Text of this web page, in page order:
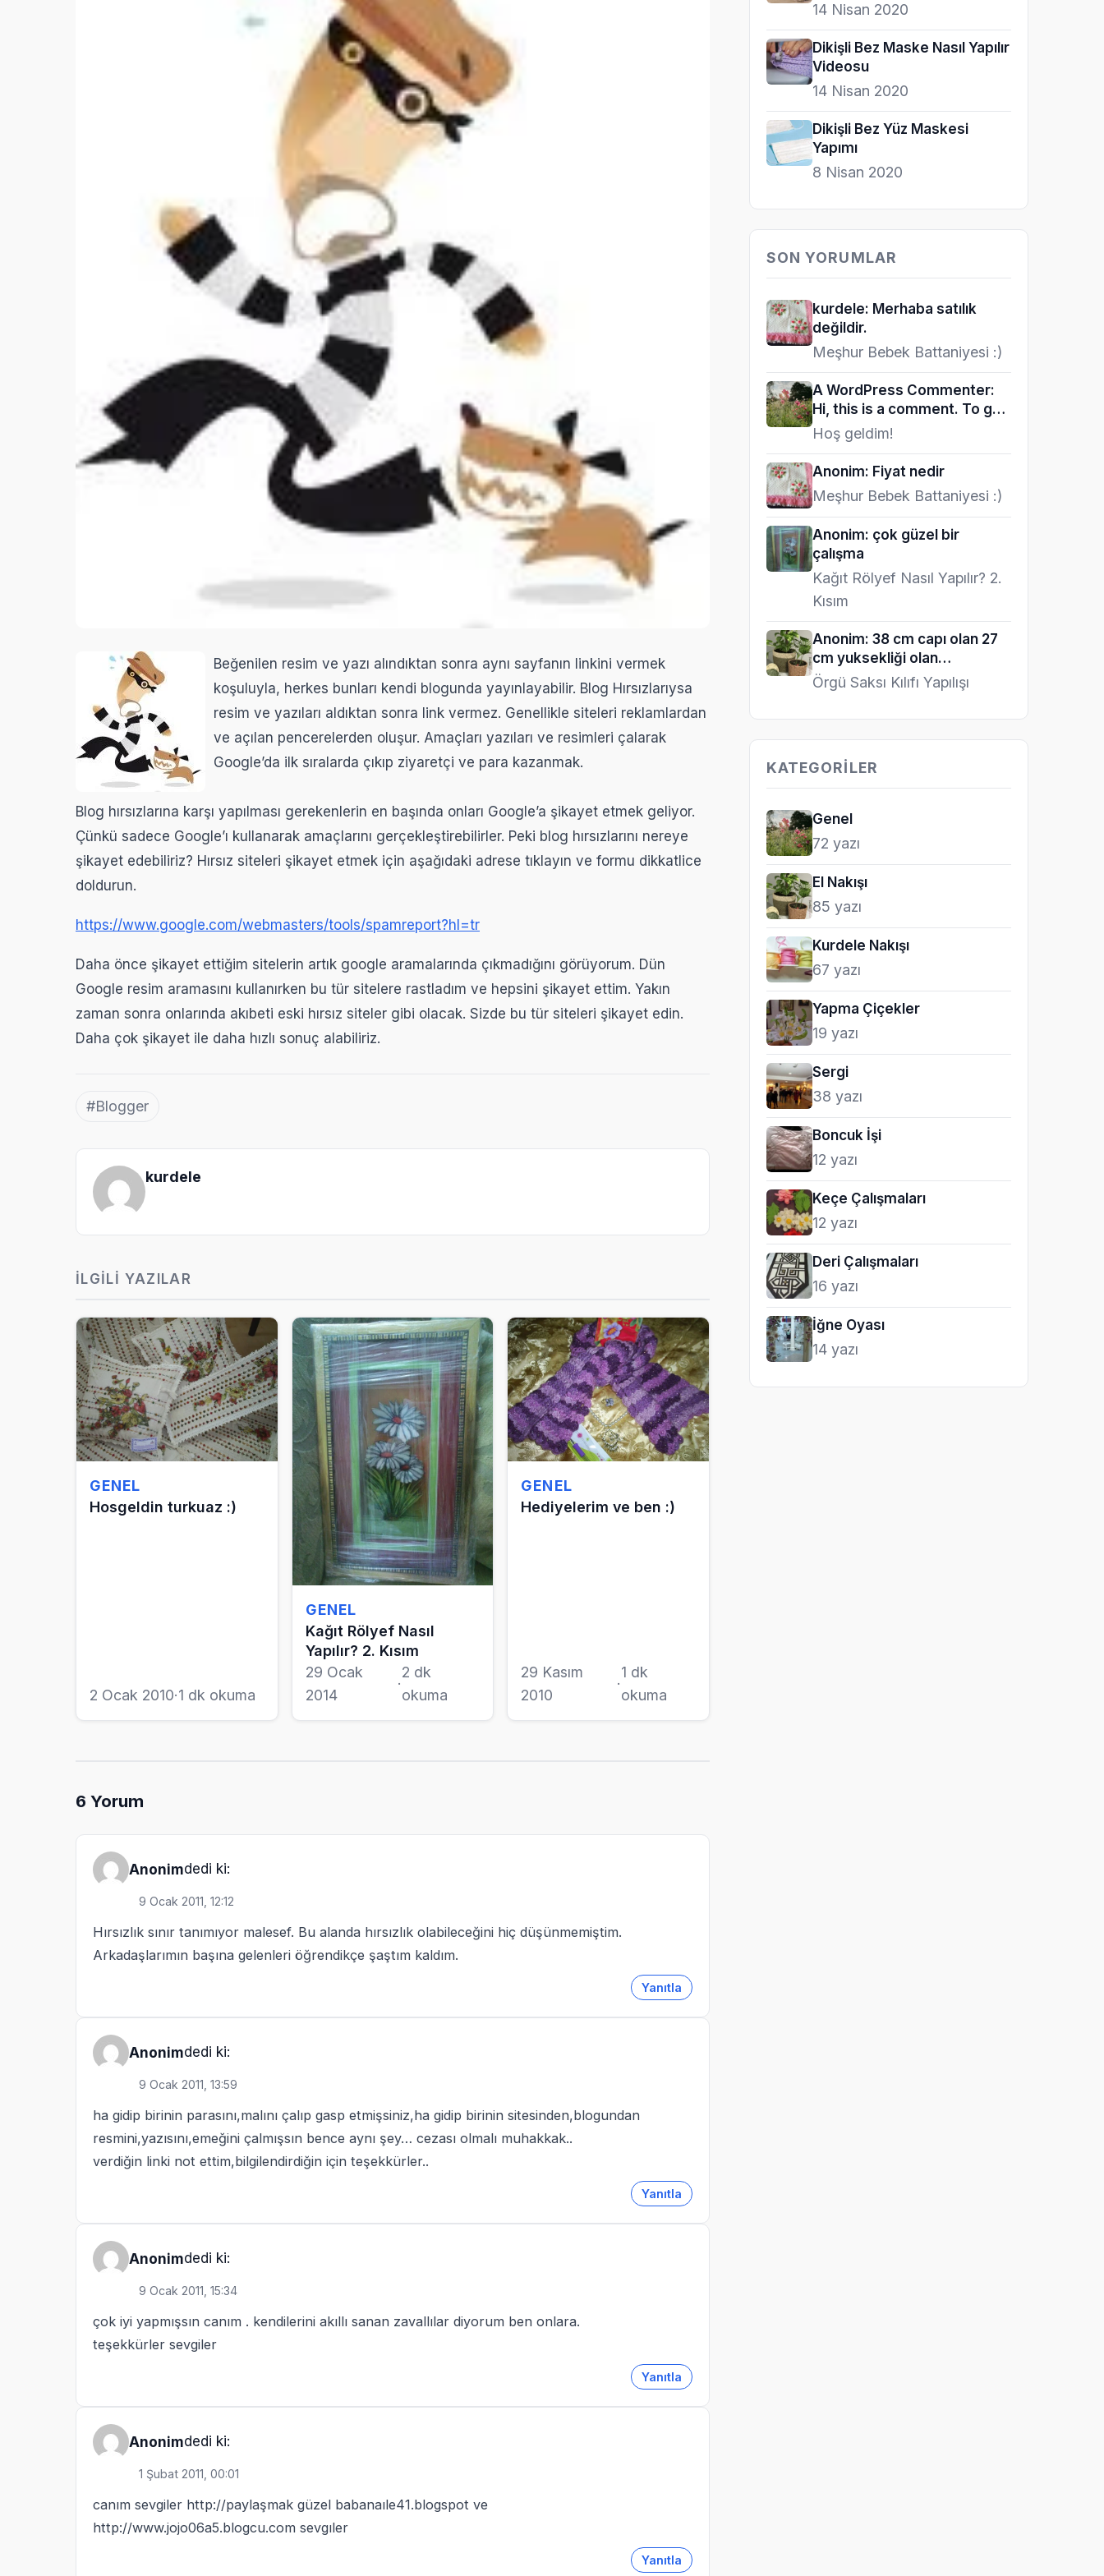
Beğenilen resim ve yazı alındıktan sonra aynı sayfanın linkini vermek
koşuluyla, herkes bunları kendi blogunda yayınlayabilir. Blog Hırsızlarıysa
resim ve yazıları aldıktan sonra link vermez. Genellikle siteleri reklamlardan
ve açılan pencerelerden oluşur. Amaçları yazıları ve resimleri çalarak
Google’da ilk sıralarda çıkıp ziyaretçi ve para kazanmak.
Blog hırsızlarına karşı yapılması gerekenlerin en başında onları Google’a şikayet etmek geliyor.
Çünkü sadece Google’ı kullanarak amaçlarını gerçekleştirebilirler. Peki blog hırsızlarını nereye
şikayet edebiliriz? Hırsız siteleri şikayet etmek için aşağıdaki adrese tıklayın ve formu dikkatlice
doldurun.
https://www.google.com/webmasters/tools/spamreport?hl=tr
Daha önce şikayet ettiğim sitelerin artık google aramalarında çıkmadığını görüyorum. Dün
Google resim aramasını kullanırken bu tür sitelere rastladım ve hepsini şikayet ettim. Yakın
zaman sonra onlarında akıbeti eski hırsız siteler gibi olacak. Sizde bu tür siteleri şikayet edin.
Daha çok şikayet ile daha hızlı sonuç alabiliriz.
#Blogger
kurdele
İLGILI YAZILAR
GENEL
Hosgeldin turkuaz :)
2 Ocak 2010·1 dk okuma
GENEL
Kağıt Rölyef Nasıl
Yapılır? 2. Kısım
29 Ocak
2014
·
2 dk
okuma
GENEL
Hediyelerim ve ben :)
29 Kasım
2010
·
1 dk
okuma
6 Yorum
Anonimdedi ki:
9 Ocak 2011, 12:12
Hırsızlık sınır tanımıyor malesef. Bu alanda hırsızlık olabileceğini hiç düşünmemiştim.
Arkadaşlarımın başına gelenleri öğrendikçe şaştım kaldım.
Yanıtla
Anonimdedi ki:
9 Ocak 2011, 13:59
ha gidip birinin parasını,malını çalıp gasp etmişsiniz,ha gidip birinin sitesinden,blogundan
resmini,yazısını,emeğini çalmışsın bence aynı şey… cezası olmalı muhakkak..
verdiğin linki not ettim,bilgilendirdiğin için teşekkürler..
Yanıtla
Anonimdedi ki:
9 Ocak 2011, 15:34
çok iyi yapmışsın canım . kendilerini akıllı sanan zavallılar diyorum ben onlara.
teşekkürler sevgiler
Yanıtla
Anonimdedi ki:
1 Şubat 2011, 00:01
canım sevgiler http://paylaşmak güzel babanaıle41.blogspot ve
http://www.jojo06a5.blogcu.com sevgıler
Yanıtla
14 Nisan 2020
Dikişli Bez Maske Nasıl Yapılır
Videosu
14 Nisan 2020
Dikişli Bez Yüz Maskesi
Yapımı
8 Nisan 2020
SON YORUMLAR
kurdele: Merhaba satılık
değildir.
Meşhur Bebek Battaniyesi :)
A WordPress Commenter:
Hi, this is a comment. To get
started…
Hoş geldim!
Anonim: Fiyat nedir
Meşhur Bebek Battaniyesi :)
Anonim: çok güzel bir
çalışma
Kağıt Rölyef Nasıl Yapılır? 2.
Kısım
Anonim: 38 cm capı olan 27
cm yuksekliği olan…
Örgü Saksı Kılıfı Yapılışı
KATEGORILER
Genel
72 yazı
El Nakışı
85 yazı
Kurdele Nakışı
67 yazı
Yapma Çiçekler
19 yazı
Sergi
38 yazı
Boncuk İşi
12 yazı
Keçe Çalışmaları
12 yazı
Deri Çalışmaları
16 yazı
İğne Oyası
14 yazı